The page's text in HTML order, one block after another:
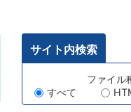
サイト内検索
ー
ファイル
すべて